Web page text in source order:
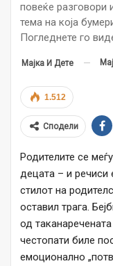
повеќе разговори
тема на која
Погледнете го
Мајка И Дете
1.512
Сподели
Родителите се
децата – и речиси
стилот на
оставил трага.
од таканаречената
честопати биле
емоционално